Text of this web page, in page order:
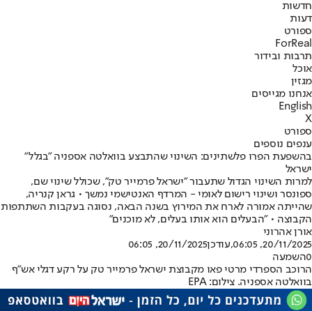
חדשות
דעות
ספורט
ForReal
תרבות ובידור
אוכל
מגזין
אנחנו מגייסים
English
X
ספורט
ענפים נוספים
בהשפעת הפרו פלשתינים: השינוי שהתבצע בוואלטה אספניה "בגלל"
ישראל
למרות השינוי הגדול שתעבור "ישראל פרמייר טק", שכולל שינוי שם,
ספונסר ושינוי רישום לאומי - המרדף האנטישמי נמשך • גראן קנריה,
שהייתה אמורה לארח את המירוץ בשנה הבאה, נסוגה בעקבות השתתפות
הקבוצה • "הבעלים הוא אותו בעלים, לא מוכנים"
אורן אהרוני
20/11/2025, 06:05
,עודכן20/11/2025, 06:05
0השמעה
הרוכב הספרדי מרטי פאו מקבוצת ישראל פרמייר טק על רקע דגלי אש"ף
בוואלטה אספניה. צילום: EPA